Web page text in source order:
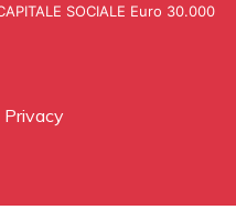
SOCIALE Euro 30.000
Privacy